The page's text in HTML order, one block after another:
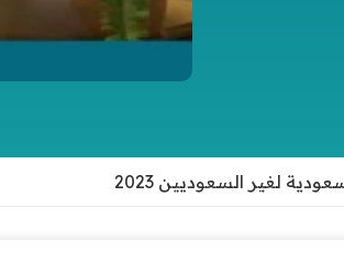
لغير السعوديين 2023